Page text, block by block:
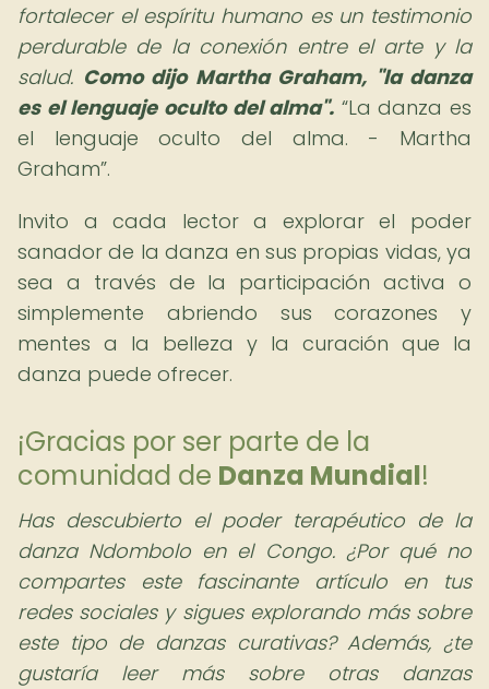
fortalecer el espíritu humano es un testimonio
perdurable de la conexión entre el arte y la
salud. Como dijo Martha Graham, "la danza
es el lenguaje oculto del alma". La danza es
el lenguaje oculto del alma. - Martha
Graham .
Invito a cada lector a explorar el poder
sanador de la danza en sus propias vidas, ya
sea a través de la participación activa o
simplemente abriendo sus corazones y
mentes a la belleza y la curación que la
danza puede ofrecer.
¡Gracias por ser parte de la
comunidad de Danza Mundial!
Has descubierto el poder terapéutico de la
danza Ndombolo en el Congo. ¿Por qué no
compartes este fascinante artículo en tus
redes sociales y sigues explorando más sobre
este tipo de danzas curativas? Además, ¿te
gustaría leer más sobre otras danzas